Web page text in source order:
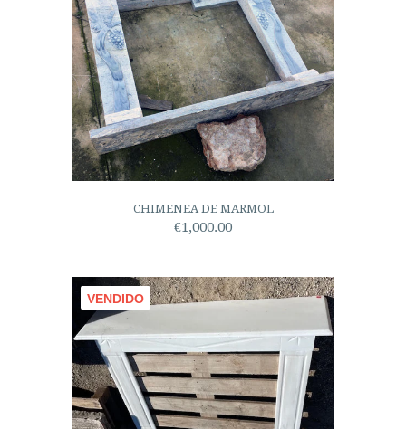
CHIMENEA DE MARMOL
€1,000.00
VENDIDO